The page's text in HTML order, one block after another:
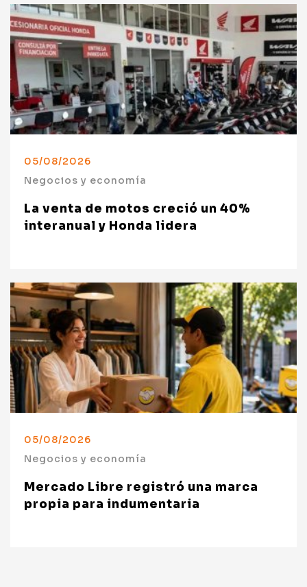
05/08/2026
Negocios y economía
La venta de motos creció un 40%
interanual y Honda lidera
05/08/2026
Negocios y economía
Mercado Libre registró una marca
propia para indumentaria